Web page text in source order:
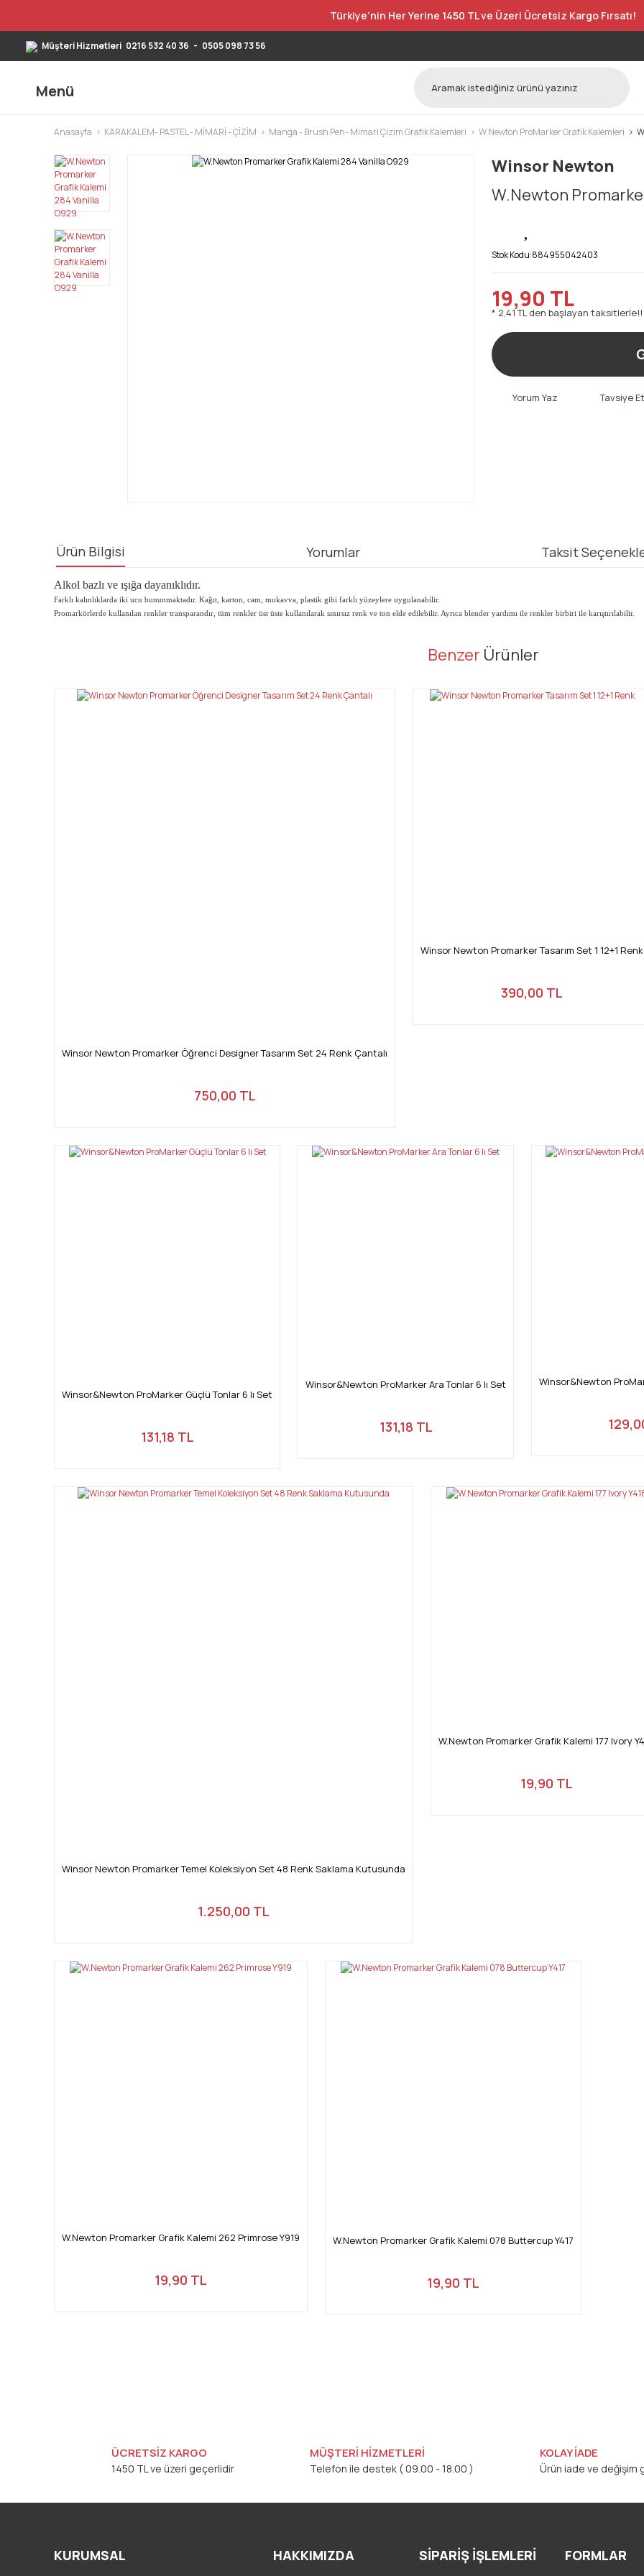
Türkiye’nin Her Yerine 1450 TL ve Üzeri Ücretsiz Kargo Fırsatı!
Müşteri Hizmetleri 0216 532 40 36 - 0505 098 73 56
Menü
Anasayfa KARAKALEM- PASTEL - MİMARİ - ÇİZİM Manga - Brush Pen- Mimari Çizim Grafik Kalemleri W.Newton ProMarker Grafik Kalemleri
Winsor Newton
W.Newton
Stok Kodu:884955042403
19,90 TL
* 2,41 TL den başlayan taksitlerle!!
Yorum Yaz Tavsiye Et
Ürün Bilgisi Yorumlar Taksit
Alkol bazlı ve ışığa dayanıklıdır.
Farklı kalınlıklarda iki ucu bununmaktadır. Kağıt, karton, cam, mukavva, plastik gibi farklı yüzeylere uygulanabilir.
Promarkörlerde kullanılan renkler transparandır, tüm renkler üst üste kullanılarak sınırsız renk ve ton elde edilebilir. Ayrıca blender yardımı ile renkler birbiri ile karıştırılabilir.
Bu ürünün fiyat bilgisi, resim, ürün açıklamalarında ve diğer konularda yetersiz gördüğünüz noktaları öneri formunu kullanarak
Ürün resmi kalitesiz, bozuk veya görüntülenemiyor.
Benzer Ürünler
Winsor Newton Promarker Öğrenci Designer Tasarım Set 24 Renk Çantalı
750,00 TL
Winsor Newton Promarker Tasarım Set 1 12+1 Renk
390,00 TL
Winsor&Newton ProMarker Güçlü Tonlar 6 lı Set
131,18 TL
Winsor&Newton ProMarker Ara Tonlar 6 lı Set
131,18 TL
Winsor&Newton
Winsor Newton Promarker Temel Koleksiyon Set 48 Renk Saklama Kutusunda
1.250,00 TL
W.Newton Promarker Grafik Kalemi 177 Ivory
19,90 TL
W.Newton Promarker Grafik Kalemi 262 Primrose Y919
19,90 TL
W.Newton Promarker Grafik Kalemi 078 Buttercup Y417
19,90 TL
ÜCRETSİZ KARGO
1450 TL ve üzeri geçerlidir
MÜŞTERİ HİZMETLERİ
Telefon ile destek ( 09.00 - 18.00 )
KOLAY İADE
Ürün iade ve değişim
KURUMSAL HAKKIMIZDA SİPARİŞ İŞLEMLERİ FORMLAR